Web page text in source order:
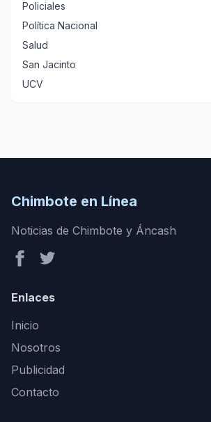
Policiales
Política Nacional
Salud
San Jacinto
UCV
Chimbote en Línea
Noticias de Chimbote y Áncash
Enlaces
Inicio
Nosotros
Publicidad
Contacto